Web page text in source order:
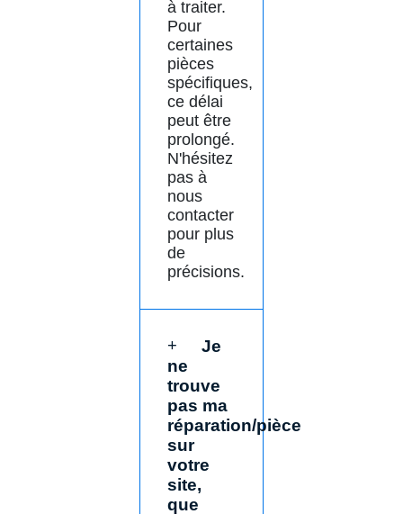
à traiter.
Pour
certaines
pièces
spécifiques,
ce délai
peut être
prolongé.
N'hésitez
pas à
nous
contacter
pour plus
de
précisions.
Je
ne
trouve
pas ma
réparation/pièce
sur
votre
site,
que